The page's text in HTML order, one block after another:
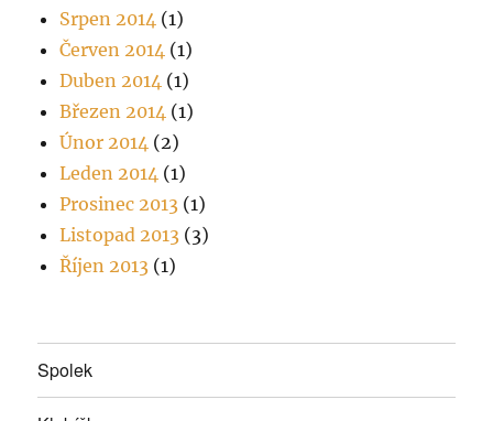
Srpen 2014 (1)
Červen 2014 (1)
Duben 2014 (1)
Březen 2014 (1)
Únor 2014 (2)
Leden 2014 (1)
Prosinec 2013 (1)
Listopad 2013 (3)
Říjen 2013 (1)
Spolek